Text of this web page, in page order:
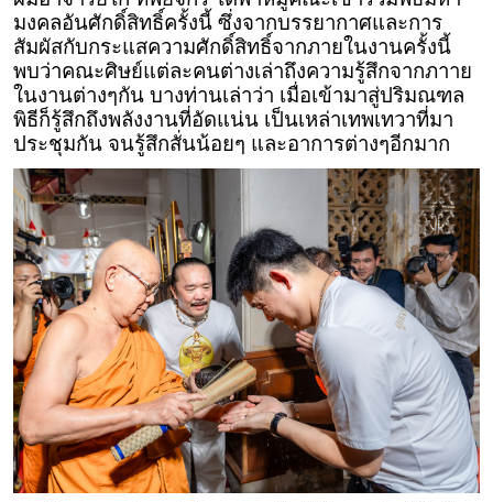
มงคลอันศักดิ์สิทธิ์ครั้งนี้ ซึ่งจากบรรยากาศและการ
สัมผัสกับกระแสความศักดิ์สิทธิ์จากภายในงานครั้งนี้
พบว่าคณะศิษย์แต่ละคนต่างเล่าถึงความรู้สึกจากภาาย
ในงานต่างๆกัน บางท่านเล่าว่า เมื่อเข้ามาสู่ปริมณฑล
พิธีก็รู้สึกถึงพลังงานที่อัดแน่น เป็นเหล่าเทพเทวาที่มา
ประชุมกัน จนรู้สึกสั่นน้อยๆ และอาการต่างๆอีกมาก